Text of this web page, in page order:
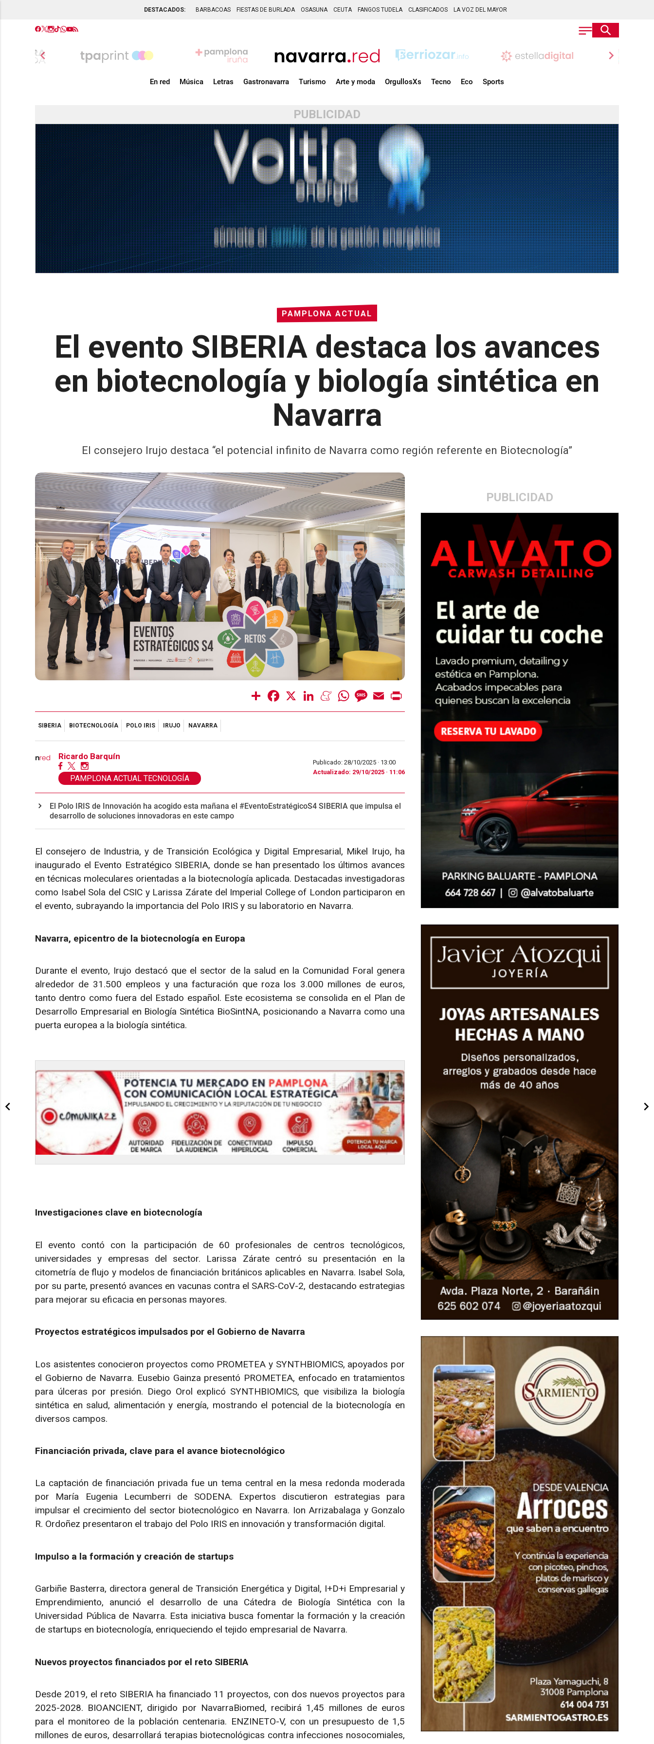
DESTACADOS: BARBACOAS FIESTAS DE BURLADA OSASUNA CEUTA FANGOS TUDELA CLASIFICADOS LA VOZ DEL MAYOR
chevron_left chevron_right
En red Música Letras Gastronavarra Turismo Arte y moda OrgullosXs Tecno Eco Sports
PUBLICIDAD
PAMPLONA ACTUAL
El evento SIBERIA destaca los avances
en biotecnología y biología sintética en
Navarra
El consejero Irujo destaca “el potencial infinito de Navarra como región referente en Biotecnología”
PUBLICIDAD
Share Facebook LinkedInMeneameWhatsAppMessage
Email
SIBERIA BIOTECNOLOGÍA POLO IRIS IRUJO NAVARRA
Ricardo Barquín
PAMPLONA ACTUAL TECNOLOGÍA
Publicado: 28/10/2025 · 13:00
Actualizado: 29/10/2025 · 11:06
El Polo IRIS de Innovación ha acogido esta mañana el #EventoEstratégicoS4 SIBERIA que impulsa el
desarrollo de soluciones innovadoras en este campo
El consejero de Industria, y de Transición Ecológica y Digital Empresarial, Mikel Irujo, ha
inaugurado el Evento Estratégico SIBERIA, donde se han presentado los últimos avances
en técnicas moleculares orientadas a la biotecnología aplicada. Destacadas investigadoras
como Isabel Sola del CSIC y Larissa Zárate del Imperial College of London participaron en
el evento, subrayando la importancia del Polo IRIS y su laboratorio en Navarra.
Navarra, epicentro de la biotecnología en Europa
Durante el evento, Irujo destacó que el sector de la salud en la Comunidad Foral genera
alrededor de 31.500 empleos y una facturación que roza los 3.000 millones de euros,
tanto dentro como fuera del Estado español. Este ecosistema se consolida en el Plan de
Desarrollo Empresarial en Biología Sintética BioSintNA, posicionando a Navarra como una
puerta europea a la biología sintética.
Investigaciones clave en biotecnología
El evento contó con la participación de 60 profesionales de centros tecnológicos,
universidades y empresas del sector. Larissa Zárate centró su presentación en la
citometría de flujo y modelos de financiación británicos aplicables en Navarra. Isabel Sola,
por su parte, presentó avances en vacunas contra el SARS-CoV-2, destacando estrategias
para mejorar su eficacia en personas mayores.
Proyectos estratégicos impulsados por el Gobierno de Navarra
Los asistentes conocieron proyectos como PROMETEA y SYNTHBIOMICS, apoyados por
el Gobierno de Navarra. Eusebio Gainza presentó PROMETEA, enfocado en tratamientos
para úlceras por presión. Diego Orol explicó SYNTHBIOMICS, que visibiliza la biología
sintética en salud, alimentación y energía, mostrando el potencial de la biotecnología en
diversos campos.
Financiación privada, clave para el avance biotecnológico
La captación de financiación privada fue un tema central en la mesa redonda moderada
por María Eugenia Lecumberri de SODENA. Expertos discutieron estrategias para
impulsar el crecimiento del sector biotecnológico en Navarra. Ion Arrizabalaga y Gonzalo
R. Ordoñez presentaron el trabajo del Polo IRIS en innovación y transformación digital.
Impulso a la formación y creación de startups
Garbiñe Basterra, directora general de Transición Energética y Digital, I+D+i Empresarial y
Emprendimiento, anunció el desarrollo de una Cátedra de Biología Sintética con la
Universidad Pública de Navarra. Esta iniciativa busca fomentar la formación y la creación
de startups en biotecnología, enriqueciendo el tejido empresarial de Navarra.
Nuevos proyectos financiados por el reto SIBERIA
Desde 2019, el reto SIBERIA ha financiado 11 proyectos, con dos nuevos proyectos para
2025-2028. BIOANCIENT, dirigido por NavarraBiomed, recibirá 1,45 millones de euros
para el monitoreo de la población centenaria. ENZINETO-V, con un presupuesto de 1,5
millones de euros, desarrollará terapias biotecnológicas contra infecciones nosocomiales,